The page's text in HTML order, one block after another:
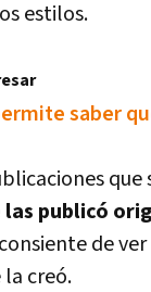
estilos.
saber
las publicó
de
la creó.